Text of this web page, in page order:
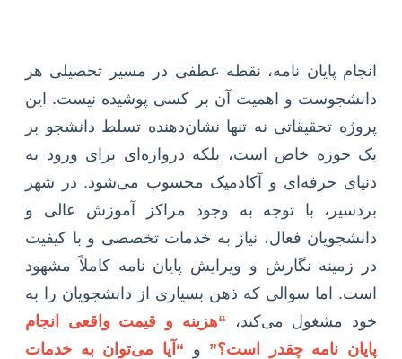
انجام پایان نامه، نقطه عطفی در مسیر تحصیلی هر
دانشجوست و اهمیت آن بر کسی پوشیده نیست. این
پروژه تحقیقاتی نه تنها نشان‌دهنده تسلط دانشجو بر
یک حوزه خاص است، بلکه دروازه‌ای برای ورود به
دنیای حرفه‌ای و آکادمیک محسوب می‌شود. در شهر
بردسیر، با توجه به وجود مراکز آموزش عالی و
دانشجویان فعال، نیاز به خدمات تخصصی و با کیفیت
در زمینه نگارش و ویرایش پایان نامه کاملاً مشهود
است. اما سوالی که ذهن بسیاری از دانشجویان را به
خود مشغول می‌کند، “هزینه و قیمت واقعی انجام
پایان نامه چقدر است؟” و “آیا می‌توان به خدمات